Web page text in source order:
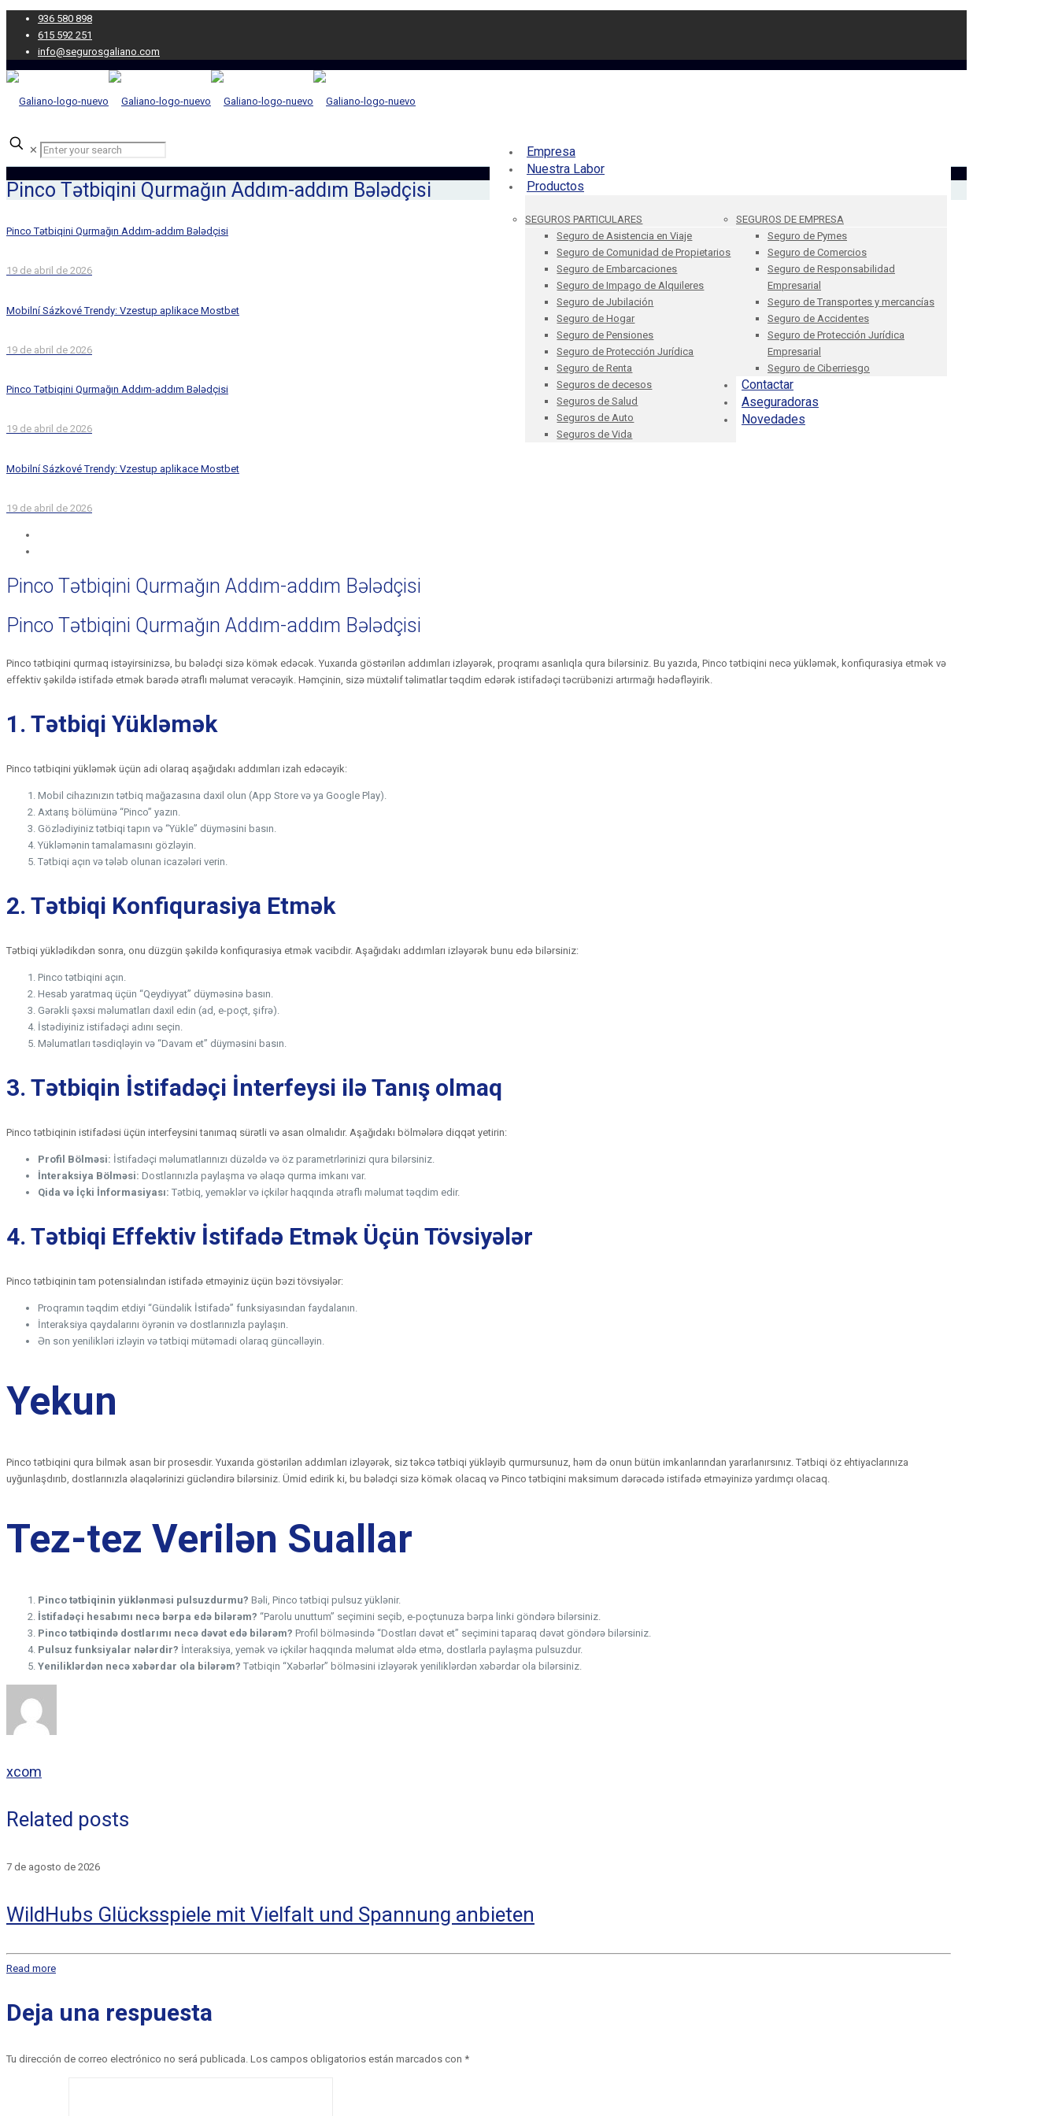
936 580 898
615 592 251
info@segurosgaliano.com
Empresa
Nuestra Labor
Productos
SEGUROS PARTICULARES
Seguro de Asistencia en Viaje
Seguro de Comunidad de Propietarios
Seguro de Embarcaciones
Seguro de Impago de Alquileres
Seguro de Jubilación
Seguro de Hogar
Seguro de Pensiones
Seguro de Protección Jurídica
Seguro de Renta
Seguros de decesos
Seguros de Salud
Seguros de Auto
Seguros de Vida
SEGUROS DE EMPRESA
Seguro de Pymes
Seguro de Comercios
Seguro de Responsabilidad
Empresarial
Seguro de Transportes y mercancías
Seguro de Accidentes
Seguro de Protección Jurídica
Empresarial
Seguro de Ciberriesgo
Contactar
Aseguradoras
Novedades
✕
Pinco Tətbiqini Qurmağın Addım-addım Bələdçisi
Pinco Tətbiqini Qurmağın Addım-addım Bələdçisi
19 de abril de 2026
Mobilní Sázkové Trendy: Vzestup aplikace Mostbet
19 de abril de 2026
Pinco Tətbiqini Qurmağın Addım-addım Bələdçisi
19 de abril de 2026
Mobilní Sázkové Trendy: Vzestup aplikace Mostbet
19 de abril de 2026
Pinco Tətbiqini Qurmağın Addım-addım Bələdçisi
Pinco Tətbiqini Qurmağın Addım-addım Bələdçisi
Pinco tətbiqini qurmaq istəyirsinizsə, bu bələdçi sizə kömək edəcək. Yuxarıda göstərilən addımları izləyərək, proqramı asanlıqla qura bilərsiniz. Bu yazıda, Pinco tətbiqini necə yükləmək, konfiqurasiya etmək və
effektiv şəkildə istifadə etmək barədə ətraflı məlumat verəcəyik. Həmçinin, sizə müxtəlif təlimatlar təqdim edərək istifadəçi təcrübənizi artırmağı hədəfləyirik.
1. Tətbiqi Yükləmək
Pinco tətbiqini yükləmək üçün adi olaraq aşağıdakı addımları izah edəcəyik:
Mobil cihazınızın tətbiq mağazasına daxil olun (App Store və ya Google Play).
Axtarış bölümünə “Pinco” yazın.
Gözlədiyiniz tətbiqi tapın və “Yükle” düyməsini basın.
Yükləmənin tamalamasını gözləyin.
Tətbiqi açın və tələb olunan icazələri verin.
2. Tətbiqi Konfiqurasiya Etmək
Tətbiqi yüklədikdən sonra, onu düzgün şəkildə konfiqurasiya etmək vacibdir. Aşağıdakı addımları izləyərək bunu edə bilərsiniz:
Pinco tətbiqini açın.
Hesab yaratmaq üçün “Qeydiyyat” düyməsinə basın.
Gərəkli şəxsi məlumatları daxil edin (ad, e-poçt, şifrə).
İstədiyiniz istifadəçi adını seçin.
Məlumatları təsdiqləyin və “Davam et” düyməsini basın.
3. Tətbiqin İstifadəçi İnterfeysi ilə Tanış olmaq
Pinco tətbiqinin istifadəsi üçün interfeysini tanımaq sürətli və asan olmalıdır. Aşağıdakı bölmələrə diqqət yetirin:
Profil Bölməsi: İstifadəçi məlumatlarınızı düzəldə və öz parametrlərinizi qura bilərsiniz.
İnteraksiya Bölməsi: Dostlarınızla paylaşma və əlaqə qurma imkanı var.
Qida və İçki İnformasiyası: Tətbiq, yeməklər və içkilər haqqında ətraflı məlumat təqdim edir.
4. Tətbiqi Effektiv İstifadə Etmək Üçün Tövsiyələr
Pinco tətbiqinin tam potensialından istifadə etməyiniz üçün bəzi tövsiyələr:
Proqramın təqdim etdiyi “Gündəlik İstifadə” funksiyasından faydalanın.
İnteraksiya qaydalarını öyrənin və dostlarınızla paylaşın.
Ən son yenilikləri izləyin və tətbiqi mütəmadi olaraq güncəlləyin.
Yekun
Pinco tətbiqini qura bilmək asan bir prosesdir. Yuxarıda göstərilən addımları izləyərək, siz təkcə tətbiqi yükləyib qurmursunuz, həm də onun bütün imkanlarından yararlanırsınız. Tətbiqi öz ehtiyaclarınıza
uyğunlaşdırıb, dostlarınızla əlaqələrinizi gücləndirə bilərsiniz. Ümid edirik ki, bu bələdçi sizə kömək olacaq və Pinco tətbiqini maksimum dərəcədə istifadə etməyinizə yardımçı olacaq.
Tez-tez Verilən Suallar
Pinco tətbiqinin yüklənməsi pulsuzdurmu? Bəli, Pinco tətbiqi pulsuz yüklənir.
İstifadəçi hesabımı necə bərpa edə bilərəm? “Parolu unuttum” seçimini seçib, e-poçtunuza bərpa linki göndərə bilərsiniz.
Pinco tətbiqində dostlarımı necə dəvət edə bilərəm? Profil bölməsində “Dostları dəvət et” seçimini taparaq dəvət göndərə bilərsiniz.
Pulsuz funksiyalar nələrdir? İnteraksiya, yemək və içkilər haqqında məlumat əldə etmə, dostlarla paylaşma pulsuzdur.
Yeniliklərdən necə xəbərdar ola bilərəm? Tətbiqin “Xəbərlər” bölməsini izləyərək yeniliklərdən xəbərdar ola bilərsiniz.
xcom
Related posts
7 de agosto de 2026
WildHubs Glücksspiele mit Vielfalt und Spannung anbieten
Read more
Deja una respuesta
Tu dirección de correo electrónico no será publicada. Los campos obligatorios están marcados con *